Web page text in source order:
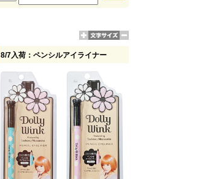
8/7入荷：ペンシルアイライナー